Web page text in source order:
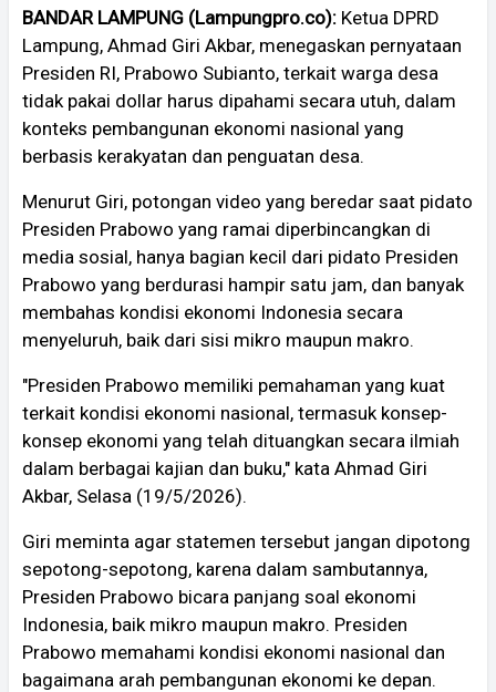
BANDAR LAMPUNG (Lampungpro.co): Ketua DPRD
Lampung, Ahmad Giri Akbar, menegaskan pernyataan
Presiden RI, Prabowo Subianto, terkait warga desa
tidak pakai dollar harus dipahami secara utuh, dalam
konteks pembangunan ekonomi nasional yang
berbasis kerakyatan dan penguatan desa.
Menurut Giri, potongan video yang beredar saat pidato
Presiden Prabowo yang ramai diperbincangkan di
media sosial, hanya bagian kecil dari pidato Presiden
Prabowo yang berdurasi hampir satu jam, dan banyak
membahas kondisi ekonomi Indonesia secara
menyeluruh, baik dari sisi mikro maupun makro.
"Presiden Prabowo memiliki pemahaman yang kuat
terkait kondisi ekonomi nasional, termasuk konsep-
konsep ekonomi yang telah dituangkan secara ilmiah
dalam berbagai kajian dan buku," kata Ahmad Giri
Akbar, Selasa (19/5/2026).
Giri meminta agar statemen tersebut jangan dipotong
sepotong-sepotong, karena dalam sambutannya,
Presiden Prabowo bicara panjang soal ekonomi
Indonesia, baik mikro maupun makro. Presiden
Prabowo memahami kondisi ekonomi nasional dan
bagaimana arah pembangunan ekonomi ke depan.